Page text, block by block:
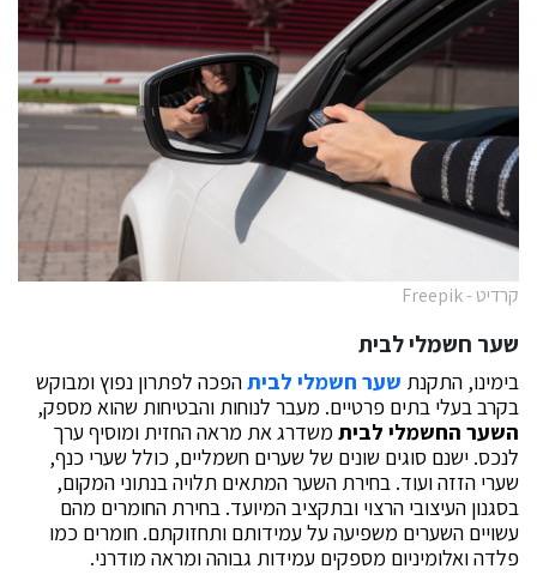
קרדיט - Freepik
שער חשמלי לבית
בימינו, התקנת שער חשמלי לביתהפכה לפתרון נפוץ ומבוקש
בקרב בעלי בתים פרטיים. מעבר לנוחות והבטיחות שהוא מספק,
השער החשמלי לביתמשדרג את מראה החזית ומוסיף ערך
לנכס. ישנם סוגים שונים של שערים חשמליים, כולל שערי כנף,
שערי הזזה ועוד. בחירת השער המתאים תלויה בנתוני המקום,
בסגנון העיצובי הרצוי ובתקציב המיועד. בחירת החומרים מהם
עשויים השערים משפיעה על עמידותם ותחזוקתם. חומרים כמו
פלדה ואלומיניום מספקים עמידות גבוהה ומראה מודרני.